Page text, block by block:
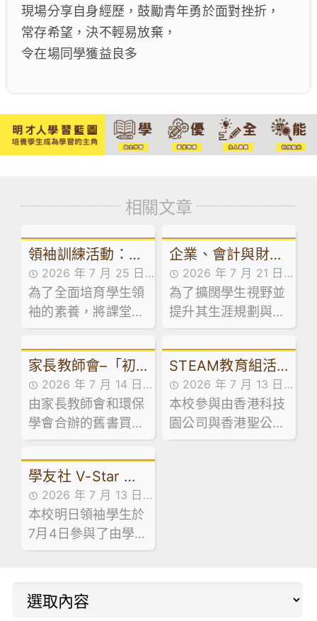
現場分享自身經歷，鼓勵青年勇於面對挫折，
常存希望，決不輕易放棄，
令在場同學獲益良多
相關文章
領袖訓練活動：訓
導組舉辦學生領袖
系列工作坊
2026 年 7 月 25 日
活動花絮
為了全面培育學生領
袖的素養，將課堂知
識延伸至領導實踐，
本校訓導組於日前試
後活動期間，精心規
劃並舉辦了兩場學生
領袖系列工作坊。
企業、會計與財務
概論科及基本商業
科活動：走進維園
市集創業
2026 年 7 月 21 日
活動花絮
為了擴闊學生視野並
提升其生涯規劃與創
業相關能力，本校企
業、會計與財務概論
科及基本商業科於試
後活動期間，特意安
排同學參加由保良局
青年創業服務中心舉
家長教師會–「初
中級舊書買賣」活
動
2026 年 7 月 14 日
家校合作,家長教師會
活動花絮,活動花絮
由家長教師會和環保
學會合辦的舊書買賣
活動已於 7 月 13 日
順利舉行！當日禮堂
熱鬧非凡，大批家長
同學滿載而歸！🥰
STEAM教育組活
動：「少年創科探
索家」計劃 – 到校
講座及AI嘉年華
2026 年 7 月 13 日
活動花絮
本校參與由香港科技
園公司與香港聖公會
教育服務部合辦的「
學友社 V-Star 計
劃 — 長者探訪日
2026 年 7 月 13 日
活動花絮
本校明日領袖學生於
7月4日參與了由學友
社舉辦的「V-Star
日」。活動於明愛天
悅長者中心順利舉